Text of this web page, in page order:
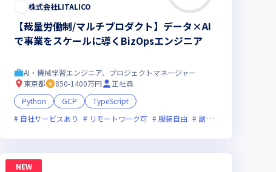
株式会社LITALICO
【裁量労働制/マルチプロダクト】データ×AI
で事業をスケールに導くBizOpsエンジニア
AI・機械学習エンジニア、プロジェクトマネージャー
東京都
850-1400万円
正社員
Python
GCP
TypeScript
自社サービスあり
リモートワーク可 服装自由 副業可
NEW